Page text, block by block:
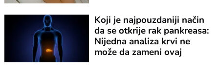
Koji je najpouzdaniji način
da se otkrije rak pankreasa:
Nijedna analiza krvi ne
može da zameni ovaj